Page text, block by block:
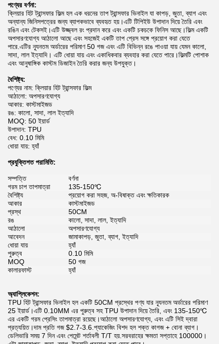
পণ্যের বর্ণনা:
ক্লিয়ার হিট ট্রান্সফার ফিল্ম হল এক ধরনের তাপ ট্রান্সফার ভিনাইল যা কাপড়, জুতা, ব্যাগ এবং
অন্যান্য জিনিসপত্রের জন্য ব্যাপকভাবে ব্যবহৃত হয়।এটি টিপিইউ উপাদান দিয়ে তৈরি এবং
রঙিন এবং টেকসই।এটি উজ্জ্বল রং প্রদান করে এবং একটি চকচকে ফিনিস আছে।ফিল্ম একটি
অপসারণযোগ্য আঠালো আছে এবং সহজেই একটি তাপ প্রেস সঙ্গে প্রয়োগ করা যেতে
পারে.এটির ন্যূনতম অর্ডারের পরিমাণ 50 গজ এবং এটি বিভিন্ন রঙে পাওয়া যায় যেমন কালো,
সাদা, লাল ইত্যাদি। এটি ধোয়া যায় এবং একাধিকবার ব্যবহার করা যেতে পারে।ফিল্মটি পোশাক
এবং আনুষাঙ্গিক কাস্টম ডিজাইন তৈরি করার জন্য উপযুক্ত।
বৈশিষ্ট্য:
পণ্যের নাম: ক্লিয়ার হিট ট্রান্সফার ফিল্ম
আঠালো: অপসারণযোগ্য
আকার: কাস্টমাইজড
রঙ: কালো, সাদা, লাল ইত্যাদি
MOQ: 50 ইয়ার্ড
উপাদান: TPU
বেধ: 0.10 মিমি
ধোয়া যায়: হ্যাঁ
প্রযুক্তিগত পরামিতি:
সম্পত্তি
বর্ণনা
গরম চাপ তাপমাত্রা
135-150℃
বৈশিষ্ট্য
প্রয়োগ করা সহজ, অ-বিষাক্ত এবং ক্ষতিকারক
আকার
কাস্টমাইজড
প্রস্থ
50CM
রঙ
কালো, সাদা, লাল, ইত্যাদি
আঠালো
অপসারণযোগ্য
আবেদন
জামাকাপড়, জুতা, ব্যাগ, ইত্যাদি
ধোয়া যায়
হ্যাঁ
পুরুত্ব
0.10 মিমি
MOQ
50 গজ
কালারফাস্ট
হ্যাঁ
অ্যাপ্লিকেশন:
TPU হিট ট্রান্সফার ভিনাইল হল একটি 50CM প্রস্থের পণ্য যার ন্যূনতম অর্ডারের পরিমাণ
25 ইয়ার্ড।এটি 0.10MM এর পুরুত্ব সহ TPU উপাদান দিয়ে তৈরি, এবং 135-150℃
এর একটি গরম প্রেসিং তাপমাত্রা রয়েছে।আঠালো অপসারণযোগ্য, এবং এটি সিই দ্বারা
প্রত্যয়িত।দাম প্রতি গজ $2.7-3.6.প্যাকেজিং বিশদ হল শক্ত কাগজ + বোনা ব্যাগ।
ডেলিভারি সময় 7 দিন এবং পেমেন্ট শর্তাবলী T/T হয়.সরবরাহের ক্ষমতা সপ্তাহে 100000।